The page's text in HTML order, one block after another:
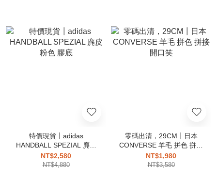
特價現貨┃adidas
HANDBALL SPEZIAL 麂皮
粉色 膠底
NT$2,580
NT$4,880
零碼出清，29CM┃日本
CONVERSE 羊毛 拼色 拼接
開口笑
NT$1,980
NT$3,580